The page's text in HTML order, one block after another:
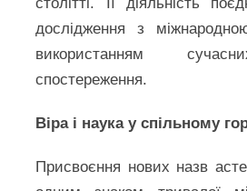
дослідження з
використанням
спостереження.
Віра і наука у спільному
Присвоєння нових назв